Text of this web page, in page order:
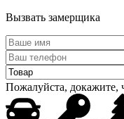
Вызвать замерщика
Пожалуйста, докажите,